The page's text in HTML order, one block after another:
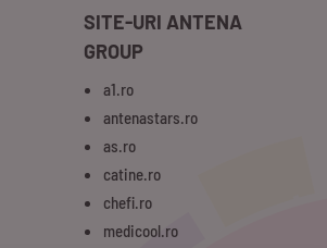
SITE-URI ANTENA
GROUP
a1.ro
antenastars.ro
as.ro
catine.ro
chefi.ro
medicool.ro